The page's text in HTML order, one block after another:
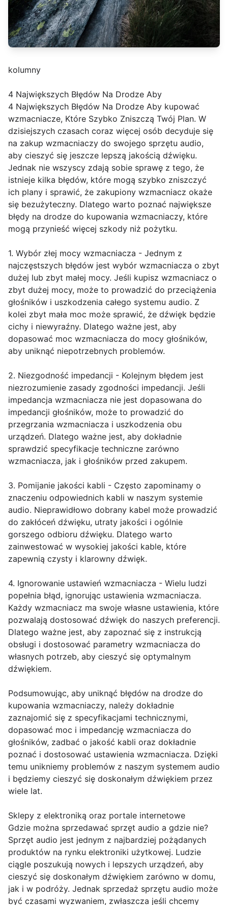
kolumny
4 Największych Błędów Na Drodze Aby
4 Największych Błędów Na Drodze Aby kupować
wzmacniacze, Które Szybko Zniszczą Twój Plan. W
dzisiejszych czasach coraz więcej osób decyduje się
na zakup wzmacniaczy do swojego sprzętu audio,
aby cieszyć się jeszcze lepszą jakością dźwięku.
Jednak nie wszyscy zdają sobie sprawę z tego, że
istnieje kilka błędów, które mogą szybko zniszczyć
ich plany i sprawić, że zakupiony wzmacniacz okaże
się bezużyteczny. Dlatego warto poznać największe
błędy na drodze do kupowania wzmacniaczy, które
mogą przynieść więcej szkody niż pożytku.
1. Wybór złej mocy wzmacniacza - Jednym z
najczęstszych błędów jest wybór wzmacniacza o zbyt
dużej lub zbyt małej mocy. Jeśli kupisz wzmacniacz o
zbyt dużej mocy, może to prowadzić do przeciążenia
głośników i uszkodzenia całego systemu audio. Z
kolei zbyt mała moc może sprawić, że dźwięk będzie
cichy i niewyraźny. Dlatego ważne jest, aby
dopasować moc wzmacniacza do mocy głośników,
aby uniknąć niepotrzebnych problemów.
2. Niezgodność impedancji - Kolejnym błędem jest
niezrozumienie zasady zgodności impedancji. Jeśli
impedancja wzmacniacza nie jest dopasowana do
impedancji głośników, może to prowadzić do
przegrzania wzmacniacza i uszkodzenia obu
urządzeń. Dlatego ważne jest, aby dokładnie
sprawdzić specyfikacje techniczne zarówno
wzmacniacza, jak i głośników przed zakupem.
3. Pomijanie jakości kabli - Często zapominamy o
znaczeniu odpowiednich kabli w naszym systemie
audio. Nieprawidłowo dobrany kabel może prowadzić
do zakłóceń dźwięku, utraty jakości i ogólnie
gorszego odbioru dźwięku. Dlatego warto
zainwestować w wysokiej jakości kable, które
zapewnią czysty i klarowny dźwięk.
4. Ignorowanie ustawień wzmacniacza - Wielu ludzi
popełnia błąd, ignorując ustawienia wzmacniacza.
Każdy wzmacniacz ma swoje własne ustawienia, które
pozwalają dostosować dźwięk do naszych preferencji.
Dlatego ważne jest, aby zapoznać się z instrukcją
obsługi i dostosować parametry wzmacniacza do
własnych potrzeb, aby cieszyć się optymalnym
dźwiękiem.
Podsumowując, aby uniknąć błędów na drodze do
kupowania wzmacniaczy, należy dokładnie
zaznajomić się z specyfikacjami technicznymi,
dopasować moc i impedancję wzmacniacza do
głośników, zadbać o jakość kabli oraz dokładnie
poznać i dostosować ustawienia wzmacniacza. Dzięki
temu unikniemy problemów z naszym systemem audio
i będziemy cieszyć się doskonałym dźwiękiem przez
wiele lat.
Sklepy z elektroniką oraz portale internetowe
Gdzie można sprzedawać sprzęt audio a gdzie nie?
Sprzęt audio jest jednym z najbardziej pożądanych
produktów na rynku elektroniki użytkowej. Ludzie
ciągle poszukują nowych i lepszych urządzeń, aby
cieszyć się doskonałym dźwiękiem zarówno w domu,
jak i w podróży. Jednak sprzedaż sprzętu audio może
być czasami wyzwaniem, zwłaszcza jeśli chcemy